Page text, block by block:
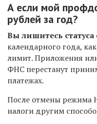
А если мой
рублей за год?
Вы лишитесь статуса
календарного года,
лимит. Приложения
ФНС перестанут
платежах.
После отмены режима
налоги другим